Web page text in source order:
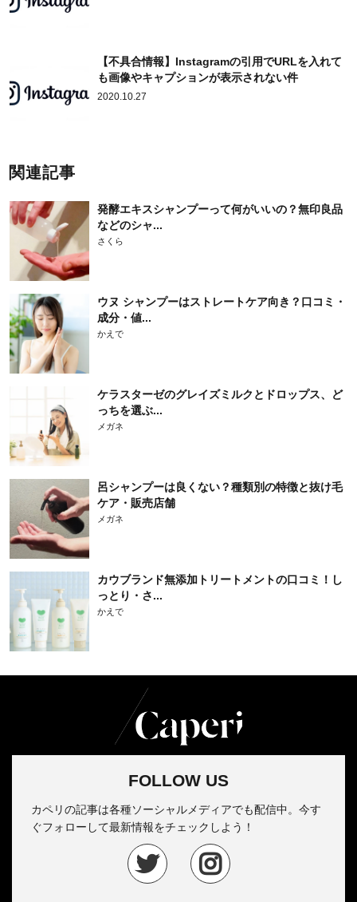
【不具合情報】Instagramの引用でURLを入れて
も画像やキャプションが表示されない件
2020.10.27
関連記事
発酵エキスシャンプーって何がいいの？無印良品
などのシャ...
さくら
ウヌ シャンプーはストレートケア向き？口コミ・
成分・値...
かえで
ケラスターゼのグレイズミルクとドロップス、ど
っちを選ぶ...
メガネ
呂シャンプーは良くない？種類別の特徴と抜け毛
ケア・販売店舗
メガネ
カウブランド無添加トリートメントの口コミ！し
っとり・さ...
かえで
FOLLOW US
カペリの記事は各種ソーシャルメディアでも配信中。今す
ぐフォローして最新情報をチェックしよう！